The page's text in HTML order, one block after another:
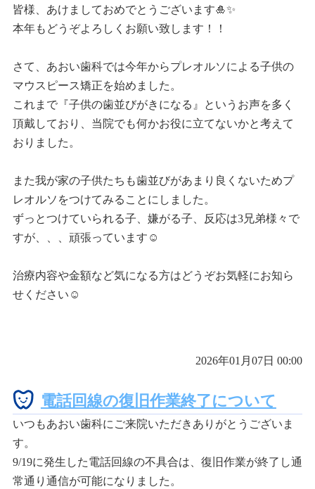
皆様、あけましておめでとうございます🎍✨
本年もどうぞよろしくお願い致します！！
さて、あおい歯科では今年からプレオルソによる子供の
マウスピース矯正を始めました。
これまで『子供の歯並びがきになる』というお声を多く
頂戴しており、当院でも何かお役に立てないかと考えて
おりました。
また我が家の子供たちも歯並びがあまり良くないためプ
レオルソをつけてみることにしました。
ずっとつけていられる子、嫌がる子、反応は3兄弟様々で
すが、、、頑張っています☺
治療内容や金額など気になる方はどうぞお気軽にお知ら
せください☺
2026年01月07日 00:00
電話回線の復旧作業終了について
いつもあおい歯科にご来院いただきありがとうございま
す。
9/19に発生した電話回線の不具合は、復旧作業が終了し通
常通り通信が可能になりました。